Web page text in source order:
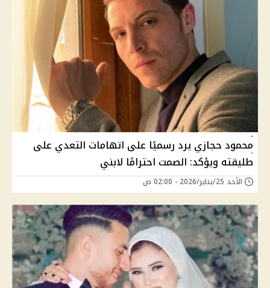
محمود حجازي يرد رسميًا على اتهامات التعدي على
طليقته ويؤكد: الصمت احترامًا لابني
الأحد 25/يناير/2026 - 02:00 ص